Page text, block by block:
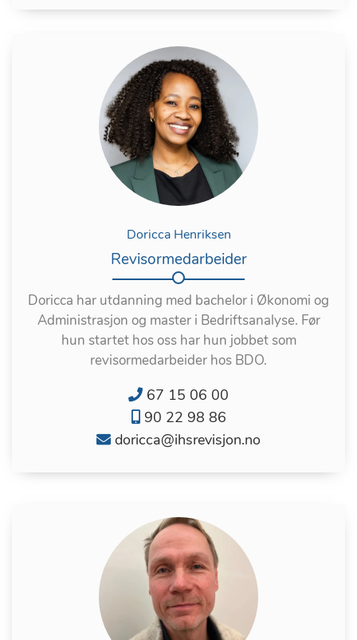
Doricca Henriksen
Revisormedarbeider
Doricca har utdanning med bachelor i Økonomi og
Administrasjon og master i Bedriftsanalyse. Før
hun startet hos oss har hun jobbet som
revisormedarbeider hos BDO.
67 15 06 00
90 22 98 86
doricca@ihsrevisjon.no